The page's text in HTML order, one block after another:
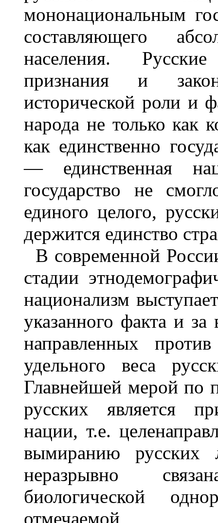
мононациональным
составляющего
населения.
признания и
исторической роли и
народа не только как
как единственно
— единственная
государство не
единого целого,
держится единство
В современной
стадии
национализм
указанного факта и
направленных
удельного веса
Главнейшей мерой по
русских является
нации, т.е.
вымиранию
неразрывно
биологической
отмечаемой